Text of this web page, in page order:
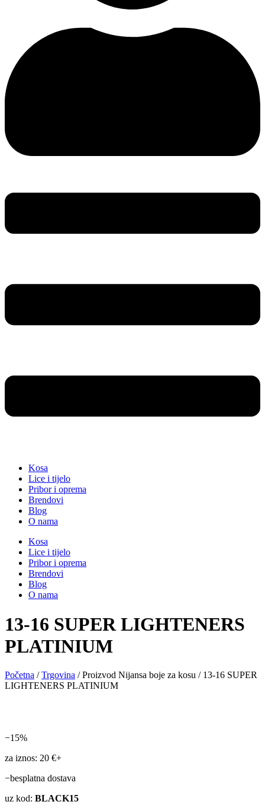
Kosa
Lice i tijelo
Pribor i oprema
Brendovi
Blog
O nama
Kosa
Lice i tijelo
Pribor i oprema
Brendovi
Blog
O nama
13-16 SUPER LIGHTENERS
PLATINIUM
Početna /Trgovina / Proizvod Nijansa boje za kosu / 13-16 SUPER
LIGHTENERS PLATINIUM
−15%
za iznos: 20 €+
−besplatna dostava
uz kod: BLACK15